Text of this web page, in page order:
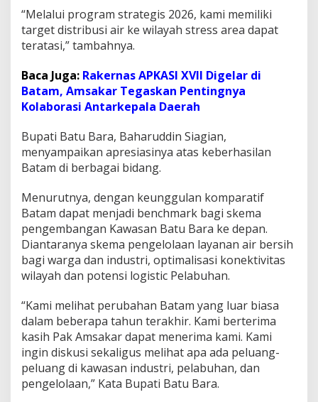
m
“Melalui program strategis 2026, kami memiliki
target distribusi air ke wilayah stress area dapat
teratasi,” tambahnya.
Baca Juga: Rakernas APKASI XVII Digelar di
Batam, Amsakar Tegaskan Pentingnya
Kolaborasi Antarkepala Daerah
Bupati Batu Bara, Baharuddin Siagian,
menyampaikan apresiasinya atas keberhasilan
Batam di berbagai bidang.
Menurutnya, dengan keunggulan komparatif
Batam dapat menjadi benchmark bagi skema
pengembangan Kawasan Batu Bara ke depan.
Diantaranya skema pengelolaan layanan air bersih
bagi warga dan industri, optimalisasi konektivitas
wilayah dan potensi logistic Pelabuhan.
“Kami melihat perubahan Batam yang luar biasa
dalam beberapa tahun terakhir. Kami berterima
kasih Pak Amsakar dapat menerima kami. Kami
ingin diskusi sekaligus melihat apa ada peluang-
peluang di kawasan industri, pelabuhan, dan
pengelolaan,” Kata Bupati Batu Bara.